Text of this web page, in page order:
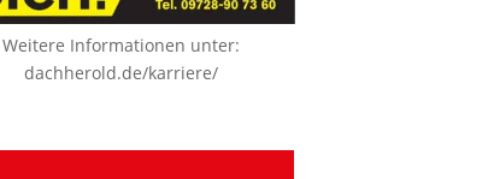
Weitere Informationen unter:
dachherold.de/karriere/